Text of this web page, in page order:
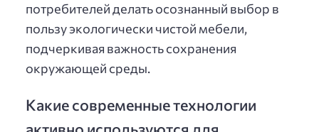
потребителей делать осознанный выбор в
пользу экологически чистой мебели,
подчеркивая важность сохранения
окружающей среды.
Какие современные технологии